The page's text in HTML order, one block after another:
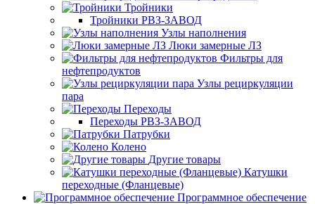
Тройники
Тройники РВЗ-ЗАВОД
Узлы наполнения
Люки замерные ЛЗ
Фильтры для
нефтепродуктов
Узлы рециркуляции
пара
Переходы
Переходы РВЗ-ЗАВОД
Патрубки
Колено
Другие товары
Катушки
переходные (Фланцевые)
Программное обеспечение